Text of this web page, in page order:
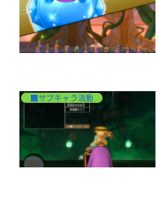
■サブキャラ活動